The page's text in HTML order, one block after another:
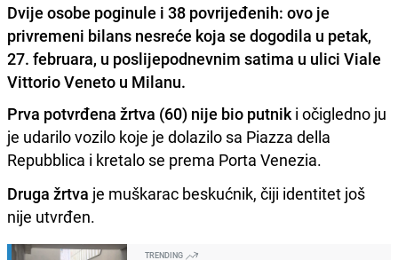
Dvije osobe poginule i 38 povrijeđenih: ovo je
privremeni bilans nesreće koja se dogodila u petak,
27. februara, u poslijepodnevnim satima u ulici Viale
Vittorio Veneto u Milanu.
Prva potvrđena žrtva (60) nije bio putnik i očigledno ju
je udarilo vozilo koje je dolazilo sa Piazza della
Repubblica i kretalo se prema Porta Venezia.
Druga žrtva je muškarac beskućnik, čiji identitet još
nije utvrđen.
TRENDING